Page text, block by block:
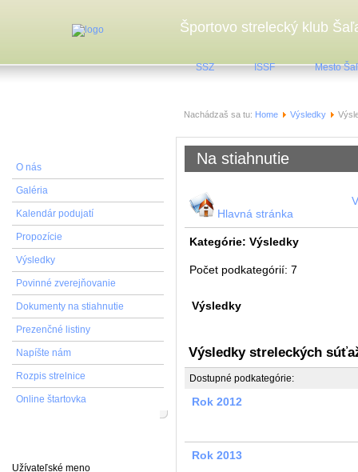
O nás
Galéria
Kalendár podujatí
Propozície
Výsledky
Povinné zverejňovanie
Dokumenty na stiahnutie
Prezenčné listiny
Napíšte nám
Rozpis strelnice
Online štartovka
Užívateľské meno
Športovo strelecký klub
SSZ ISSF Mesto
Nachádzaš sa tu: Home Výsledky
Na stiahnutie
Hlavná stránka
Kategórie: Výsledky
Počet podkategórií: 7
Výsledky
Výsledky streleckých
Dostupné podkategórie:
Rok 2012
Rok 2013